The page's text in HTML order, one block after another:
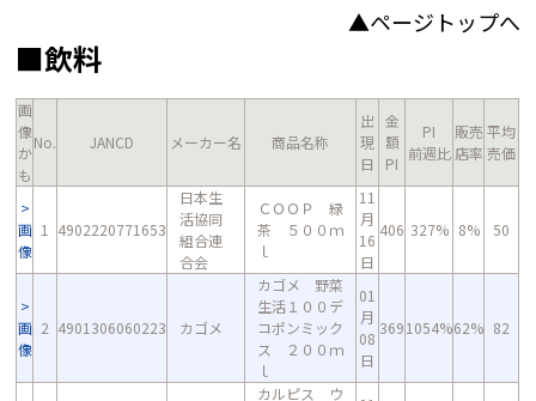
▲ページトップへ
■飲料
画
像
か
も
No. JANCD メーカー名 商品名称
出
現
日
金
額
PI
PI
前週比
販売
店率
平均
売価
画
像
1 4902220771653
日本生
活協同
組合連
合会
ＣＯＯＰ 緑
茶 ５００ｍ
ｌ
11
月
16
日
406 327% 8% 50
画
像
2 4901306060223 カゴメ
カゴメ 野菜
生活１００デ
コポンミック
ス ２００ｍ
ｌ
01
月
08
日
3691054%62% 82
カルピス ウ